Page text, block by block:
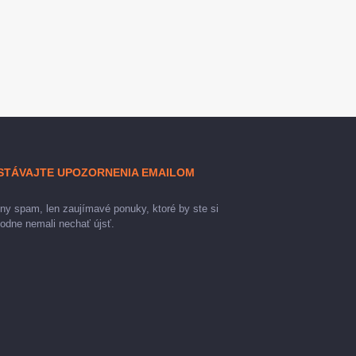
UPOZORNENIA EMAILOM
spam, len zaujímavé ponuky, ktoré by ste si
nemali nechať újsť.